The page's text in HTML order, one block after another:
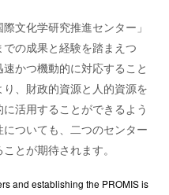
文化学研究推進センター」
の成果と経験を踏まえつ
かつ機動的に対応すること
、財政的資源と人的資源を
活用することができるよう
ついても、二つのセンター
とが期待されます。
and establishing the PROMIS is